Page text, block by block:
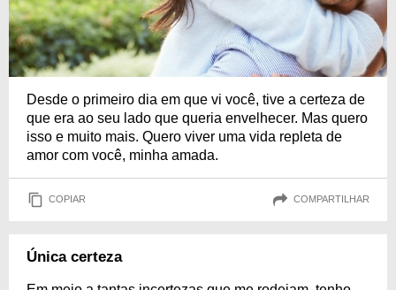
Desde o primeiro dia em que vi você, tive a certeza de
que era ao seu lado que queria envelhecer. Mas quero
isso e muito mais. Quero viver uma vida repleta de
amor com você, minha amada.
COPIAR COMPARTILHAR
Única certeza